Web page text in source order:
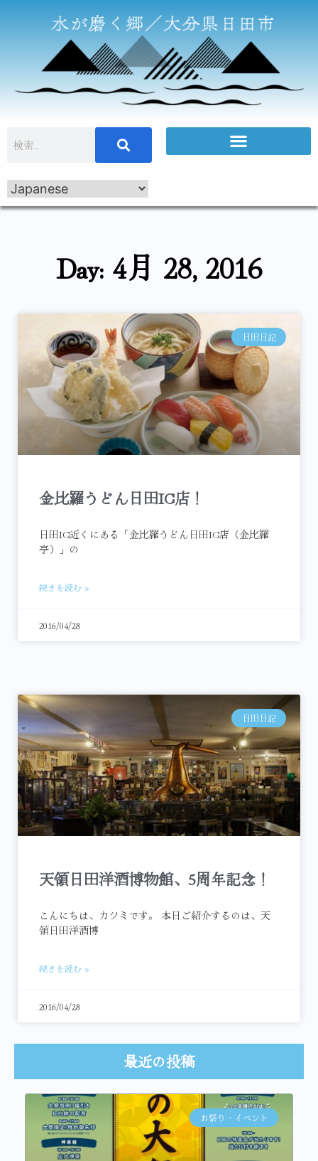
Day: 4月 28, 2016
日田日記
金比羅うどん日田IC店！
日田IC近くにある「金比羅うどん日田IC店（金比羅
亭）」の
続きを読む »
2016/04/28
日田日記
天領日田洋酒博物館、5周年記念！
こんにちは、カツミです。 本日ご紹介するのは、天
領日田洋酒博
続きを読む »
2016/04/28
最近の投稿
お祭り・イベント